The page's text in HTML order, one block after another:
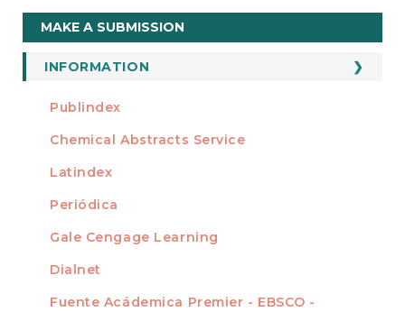
Make
a
Submission
MAKE A SUBMISSION
INFORMATION
For Readers
For Librarians
INDEXADA EN
Publindex
Chemical Abstracts Service
Latindex
Periódica
Gale Cengage Learning
Dialnet
Fuente Acádemica Premier - EBSCO -